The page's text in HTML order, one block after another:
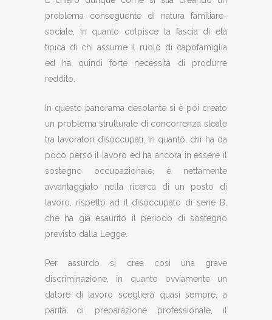
problema conseguente di natura familiare-
sociale, in quanto colpisce la fascia di età
tipica di chi assume il ruolo di capofamiglia
ed ha quindi forte necessità di produrre
reddito.
In questo panorama desolante si è poi creato
un problema strutturale di concorrenza sleale
tra lavoratori disoccupati, in quanto, chi ha da
poco perso il lavoro ed ha ancora in essere il
sostegno occupazionale, è nettamente
avvantaggiato nella ricerca di un posto di
lavoro, rispetto ad il disoccupato di serie B,
che ha già esaurito il periodo di sostegno
previsto dalla Legge.
Per assurdo si crea così una grave
discriminazione, in quanto ovviamente un
datore di lavoro sceglierà quasi sempre, a
parità di preparazione professionale, il